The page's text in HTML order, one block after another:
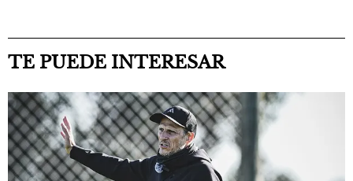
TE PUEDE INTERESAR